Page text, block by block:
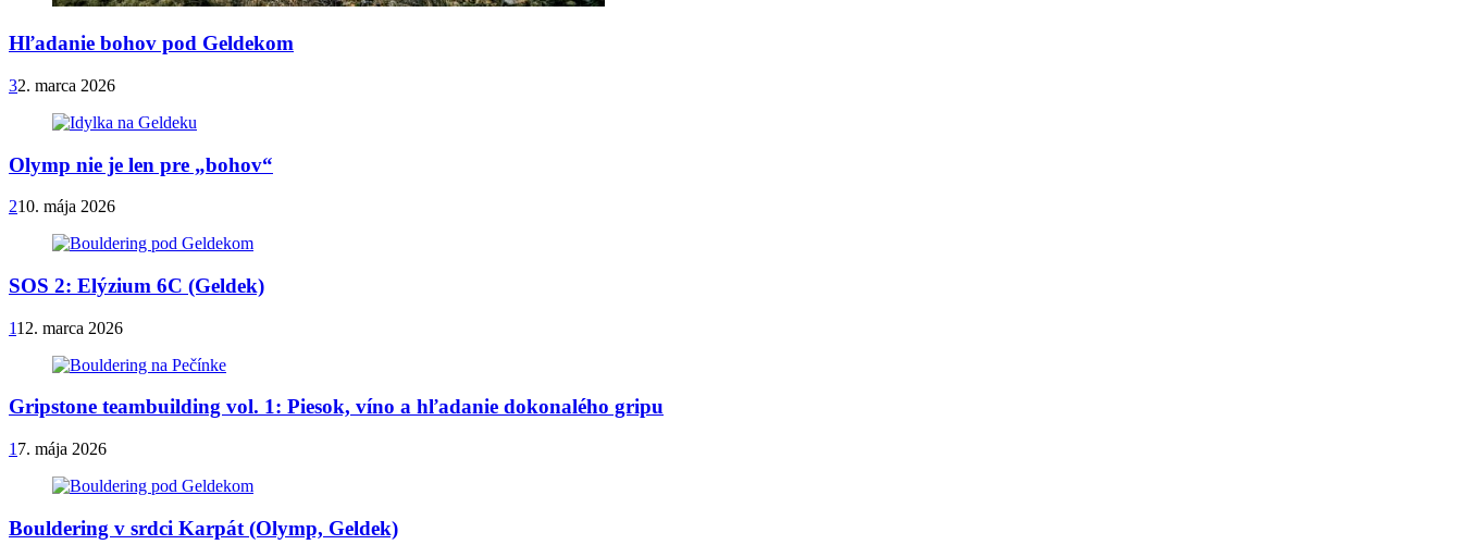
Hľadanie bohov pod Geldekom
32. marca 2026
Olymp nie je len pre „bohov“
210. mája 2026
SOS 2: Elýzium 6C (Geldek)
112. marca 2026
Gripstone teambuilding vol. 1: Piesok, víno a hľadanie dokonalého gripu
1 7. mája 2026
Bouldering v srdci Karpát (Olymp, Geldek)